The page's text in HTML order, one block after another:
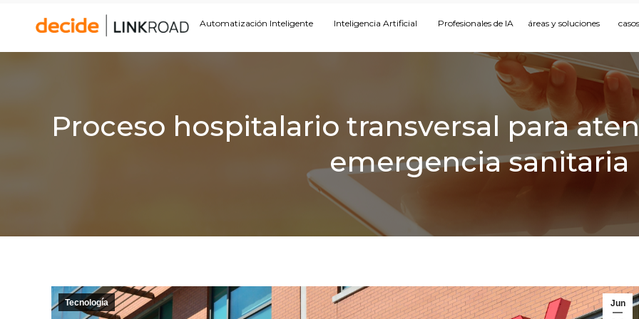
Automatización Inteligente Inteligencia Artificial Profesionales de IA áreas y soluciones
Proceso hospitalario transversal para
emergencia sanitaria
Jun
Tecnología